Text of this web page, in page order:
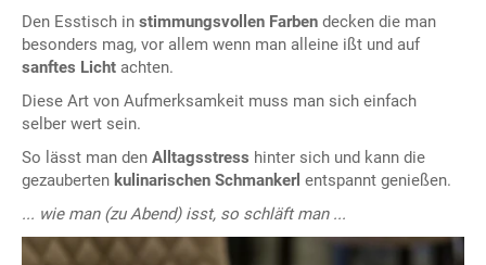
Den Esstisch in stimmungsvollen Farben decken die man
besonders mag, vor allem wenn man alleine ißt und auf
sanftes Licht achten.
Diese Art von Aufmerksamkeit muss man sich einfach
selber wert sein.
So lässt man den Alltagsstress hinter sich und kann die
gezauberten kulinarischen Schmankerl entspannt genießen.
... wie man (zu Abend) isst, so schläft man ...